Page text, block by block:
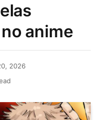
anime
2026